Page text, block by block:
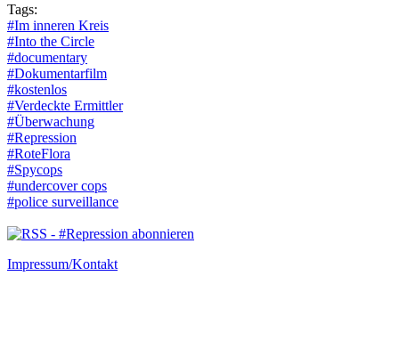
Tags:
#Im inneren Kreis
#Into the Circle
#documentary
#Dokumentarfilm
#kostenlos
#Verdeckte Ermittler
#Überwachung
#Repression
#RoteFlora
#Spycops
#undercover cops
#police surveillance
Impressum/Kontakt